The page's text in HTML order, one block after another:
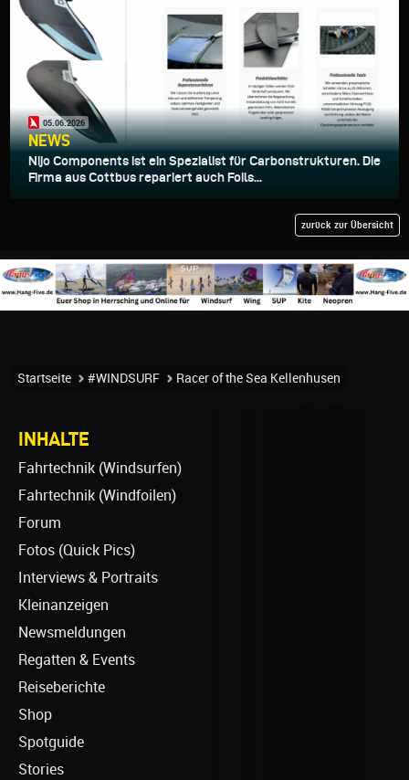
05.06.2026
NEWS
Nijo Components ist ein Spezialist für Carbonstrukturen. Die
Firma aus Cottbus repariert auch Foils...
zurück zur Übersicht
Startseite #WINDSURF Racer of the Sea Kellenhusen
INHALTE
Fahrtechnik (Windsurfen)
Fahrtechnik (Windfoilen)
Forum
Fotos (Quick Pics)
Interviews & Portraits
Kleinanzeigen
Newsmeldungen
Regatten & Events
Reiseberichte
Shop
Spotguide
Stories